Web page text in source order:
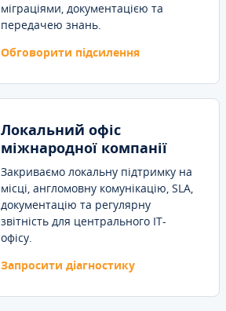
міграціями, документацією та
передачею знань.
Обговорити підсилення
Локальний офіс
міжнародної компанії
Закриваємо локальну підтримку на
місці, англомовну комунікацію, SLA,
документацію та регулярну
звітність для центрального IT-
офісу.
Запросити діагностику